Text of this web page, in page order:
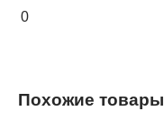
0
Похожие товары